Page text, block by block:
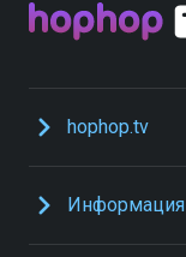
hophop.tv
Информация